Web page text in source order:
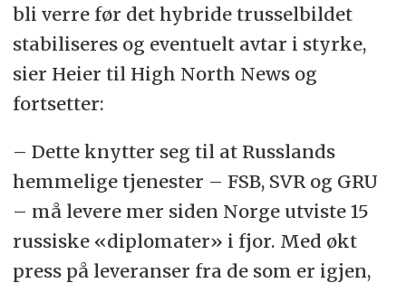
bli verre før det hybride trusselbildet
stabiliseres og eventuelt avtar i styrke,
sier Heier til High North News og
fortsetter:
– Dette knytter seg til at Russlands
hemmelige tjenester – FSB, SVR og GRU
– må levere mer siden Norge utviste 15
russiske «diplomater» i fjor. Med økt
press på leveranser fra de som er igjen,